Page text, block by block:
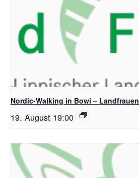
Nordic-Walking in Bowi – Landfrauen
19. August 19:00